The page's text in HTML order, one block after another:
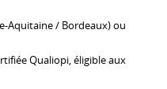
Aquitaine / Bordeaux) ou
Qualiopi, éligible aux